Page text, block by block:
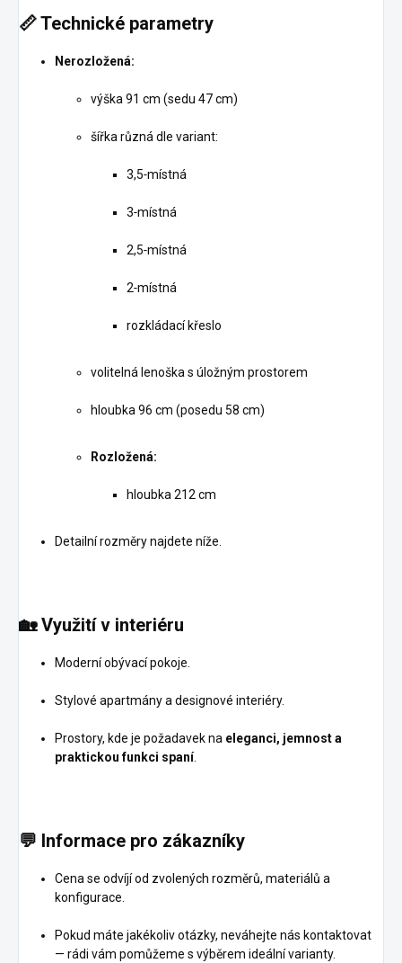
📏Technické parametry
Nerozložená:
výška 91 cm (sedu 47 cm)
šířka různá dle variant:
3,5‑místná
3‑místná
2,5‑místná
2‑místná
rozkládací křeslo
volitelná lenoška s úložným prostorem
hloubka 96 cm (posedu 58 cm)
Rozložená:
hloubka 212 cm
Detailní rozměry najdete níže.
🏡Využití v interiéru
Moderní obývací pokoje.
Stylové apartmány a designové interiéry.
Prostory, kde je požadavek na eleganci, jemnost a
praktickou funkci spaní.
💬 Informace pro zákazníky
Cena se odvíjí od zvolených rozměrů, materiálů a
konfigurace.
Pokud máte jakékoliv otázky, neváhejte nás kontaktovat
— rádi vám pomůžeme s výběrem ideální varianty.